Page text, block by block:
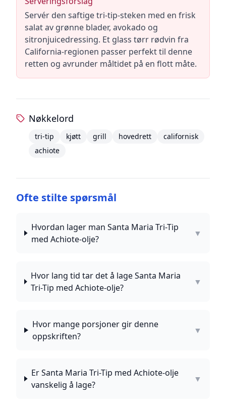
Servér den saftige tri-tip-steken med en frisk
salat av grønne blader, avokado og
sitronjuicedressing. Et glass tørr rødvin fra
California-regionen passer perfekt til denne
retten og avrunder måltidet på en flott måte.
Nøkkelord
tri-tip kjøtt grill hovedrett
californisk
achiote
Ofte stilte spørsmål
Hvordan lager man Santa Maria Tri-Tip
med Achiote-olje?
▼
Hvor lang tid tar det å lage Santa Maria
Tri-Tip med Achiote-olje?
▼
Hvor mange porsjoner gir denne
oppskriften?
▼
Er Santa Maria Tri-Tip med Achiote-olje
vanskelig å lage?
▼